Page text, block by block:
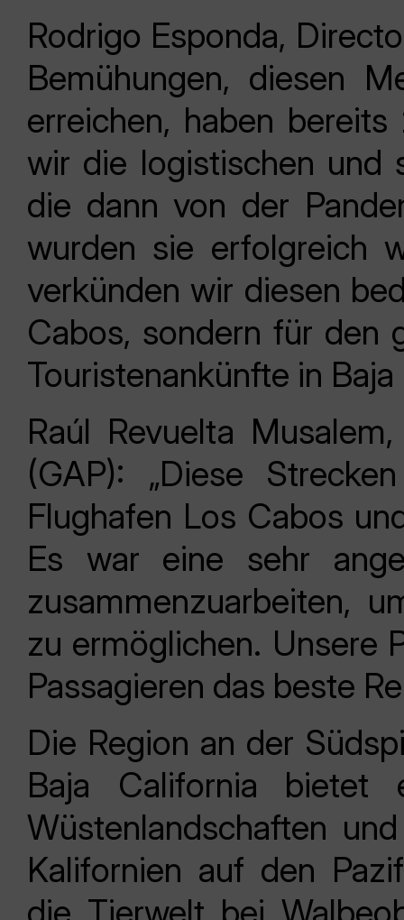
Rodrigo Esponda,
Bemühungen, diesen
erreichen, haben
wir die logistischen und
die dann von der
wurden sie erfolgreich
verkünden wir diesen
Cabos, sondern für den
Touristenankünfte in
Raúl Revuelta
(GAP): „Diese
Flughafen Los Cabos
Es war eine sehr
zusammenzuarbeiten,
zu ermöglichen. Unsere
Passagieren das beste
Die Region an der
Baja California bietet
Wüstenlandschaften
Kalifornien auf den